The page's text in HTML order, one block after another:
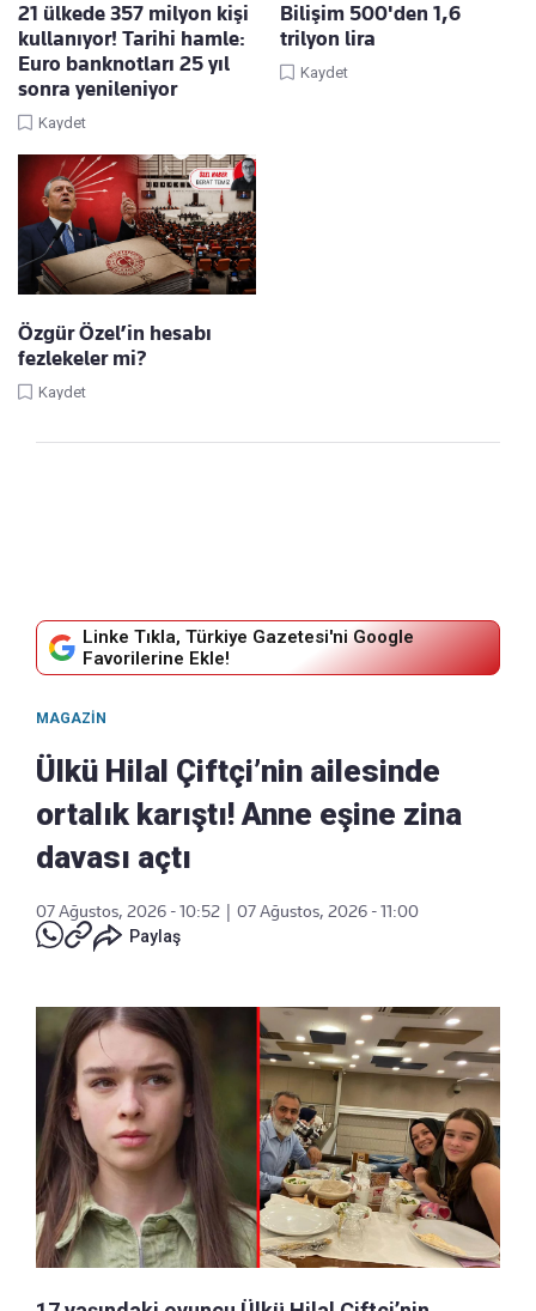
21 ülkede 357 milyon kişi
kullanıyor! Tarihi hamle:
Euro banknotları 25 yıl
sonra yenileniyor
Kaydet
Bilişim 500'den 1,6
trilyon lira
Kaydet
Özgür Özel’in hesabı
fezlekeler mi?
Kaydet
Linke Tıkla, Türkiye Gazetesi'ni Google
Favorilerine Ekle!
MAGAZIN
Ülkü Hilal Çiftçi’nin ailesinde
ortalık karıştı! Anne eşine zina
davası açtı
07 Ağustos, 2026 - 10:52
07 Ağustos, 2026 - 11:00
Paylaş